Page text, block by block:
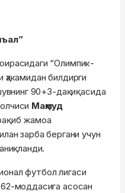
“Олимпик-
билдирги
90+3-дақиқасида
Маҳмуд
жамоа
зарба бергани учун
футбол лигаси
моддасига асосан